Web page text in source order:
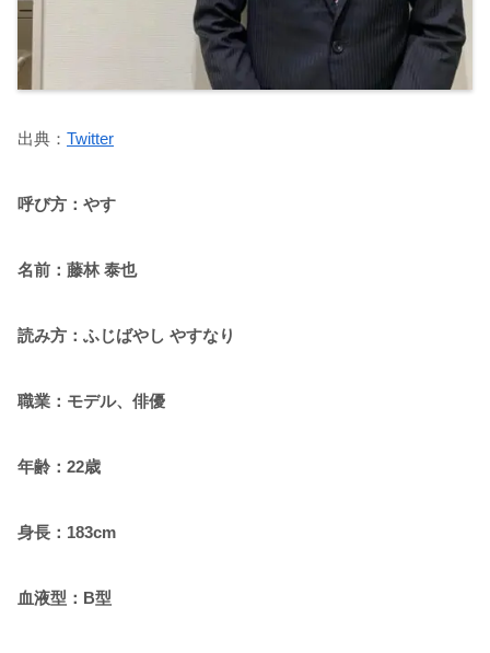
出典： Twitter
呼び方：やす
名前：藤林 泰也
読み方：ふじばやし やすなり
職業：モデル、俳優
年齢：22歳
身長：183cm
血液型：B型